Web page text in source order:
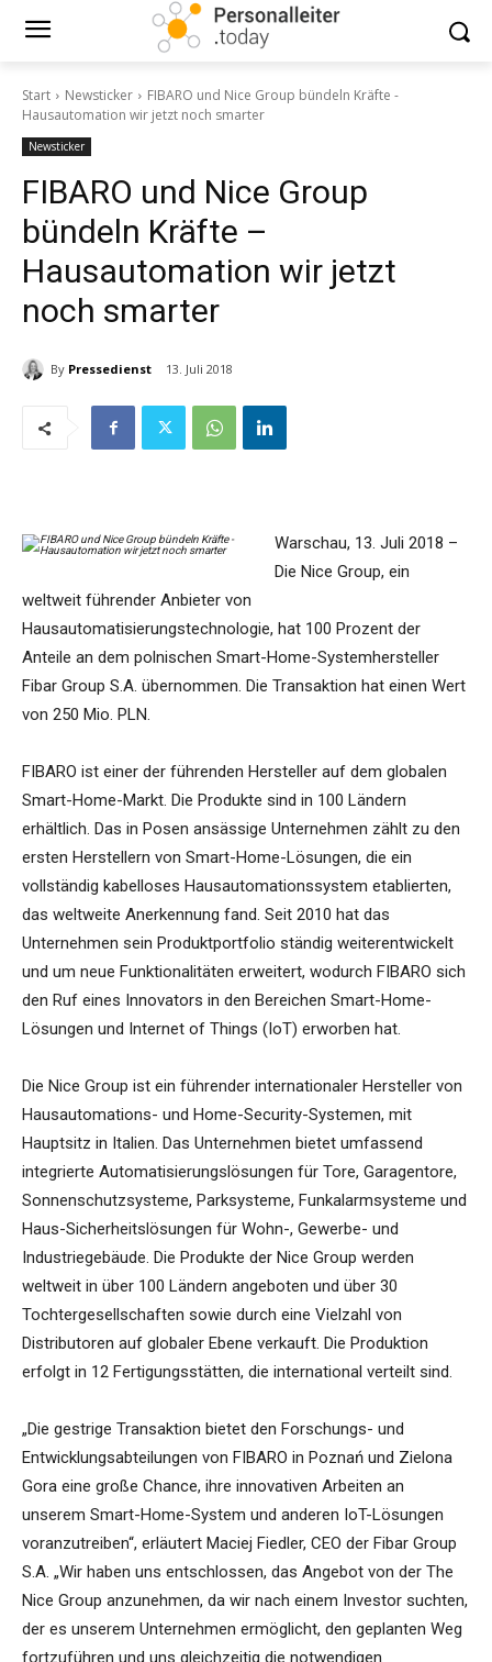
Start Newsticker
FIBARO und Nice Group bündeln Kräfte -
Hausautomation wir jetzt noch smarter
Newsticker
FIBARO und Nice Group
bündeln Kräfte –
Hausautomation wir jetzt
noch smarter
By Pressedienst 13. Juli 2018
Warschau, 13. Juli 2018 –
Die Nice Group, ein
weltweit führender Anbieter von
Hausautomatisierungstechnologie, hat 100 Prozent der
Anteile an dem polnischen Smart-Home-Systemhersteller
Fibar Group S.A. übernommen. Die Transaktion hat einen Wert
von 250 Mio. PLN.
FIBARO ist einer der führenden Hersteller auf dem globalen
Smart-Home-Markt. Die Produkte sind in 100 Ländern
erhältlich. Das in Posen ansässige Unternehmen zählt zu den
ersten Herstellern von Smart-Home-Lösungen, die ein
vollständig kabelloses Hausautomationssystem etablierten,
das weltweite Anerkennung fand. Seit 2010 hat das
Unternehmen sein Produktportfolio ständig weiterentwickelt
und um neue Funktionalitäten erweitert, wodurch FIBARO sich
den Ruf eines Innovators in den Bereichen Smart-Home-
Lösungen und Internet of Things (IoT) erworben hat.
Die Nice Group ist ein führender internationaler Hersteller von
Hausautomations- und Home-Security-Systemen, mit
Hauptsitz in Italien. Das Unternehmen bietet umfassend
integrierte Automatisierungslösungen für Tore, Garagentore,
Sonnenschutzsysteme, Parksysteme, Funkalarmsysteme und
Haus-Sicherheitslösungen für Wohn-, Gewerbe- und
Industriegebäude. Die Produkte der Nice Group werden
weltweit in über 100 Ländern angeboten und über 30
Tochtergesellschaften sowie durch eine Vielzahl von
Distributoren auf globaler Ebene verkauft. Die Produktion
erfolgt in 12 Fertigungsstätten, die international verteilt sind.
„Die gestrige Transaktion bietet den Forschungs- und
Entwicklungsabteilungen von FIBARO in Poznań und Zielona
Gora eine große Chance, ihre innovativen Arbeiten an
unserem Smart-Home-System und anderen IoT-Lösungen
voranzutreiben“, erläutert Maciej Fiedler, CEO der Fibar Group
S.A. „Wir haben uns entschlossen, das Angebot von der The
Nice Group anzunehmen, da wir nach einem Investor suchten,
der es unserem Unternehmen ermöglicht, den geplanten Weg
fortzuführen und uns gleichzeitig die notwendigen